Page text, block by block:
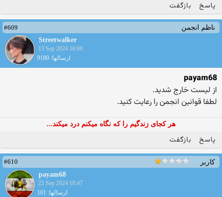
پاسخ بازگفت
ناظم انجمن
#609
Streetwalker
13 Sep 2024 16:06
ارسالها: 9180
payam68
از لیست خارج شدید.
لطفا قوانین انجمن را رعایت کنید.
هر کجای زندگیم را که نگاه میکنم درد میکند...
پاسخ بازگفت
کاربر
#610
payam68
22 Sep 2024 10:47
ارسالها: 101